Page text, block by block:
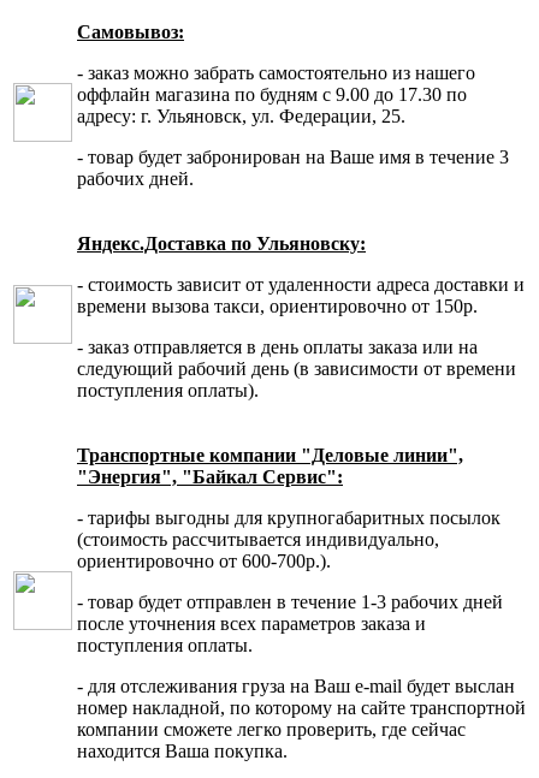
Самовывоз:
- заказ можно забрать самостоятельно из нашего
оффлайн магазина по будням с 9.00 до 17.30 по
адресу: г. Ульяновск, ул. Федерации, 25.
- товар будет забронирован на Ваше имя в течение 3
рабочих дней.
Яндекс.Доставка по Ульяновску:
- стоимость зависит от удаленности адреса доставки и
времени вызова такси, ориентировочно от 150р.
- заказ отправляется в день оплаты заказа или на
следующий рабочий день (в зависимости от времени
поступления оплаты).
Транспортные компании "Деловые линии",
"Энергия", "Байкал Сервис":
- тарифы выгодны для крупногабаритных посылок
(стоимость рассчитывается индивидуально,
ориентировочно от 600-700р.).
- товар будет отправлен в течение 1-3 рабочих дней
после уточнения всех параметров заказа и
поступления оплаты.
- для отслеживания груза на Ваш e-mail будет выслан
номер накладной, по которому на сайте транспортной
компании сможете легко проверить, где сейчас
находится Ваша покупка.